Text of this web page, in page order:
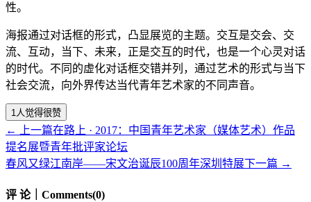
性。
海报通过对话框的形式，凸显展览的主题。交互是交会、交
流、互动，当下、未来，正是交互的时代，也是一个心灵对话
的时代。不同的虚化对话框交错并列，通过艺术的形式与当下
社会交流，向外界传达当代青年艺术家的不同声音。
1人 觉得很赞
← 上一篇在路上 · 2017：中国青年艺术家（媒体艺术）作品
提名展暨青年批评家论坛
春风又绿江南岸——宋文治诞辰100周年深圳特展下一篇 →
评 论｜Comments(0)